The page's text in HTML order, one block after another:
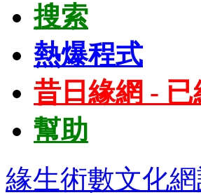
搜索
熱爆程式
昔日緣網 - 已
幫助
緣生術數文化